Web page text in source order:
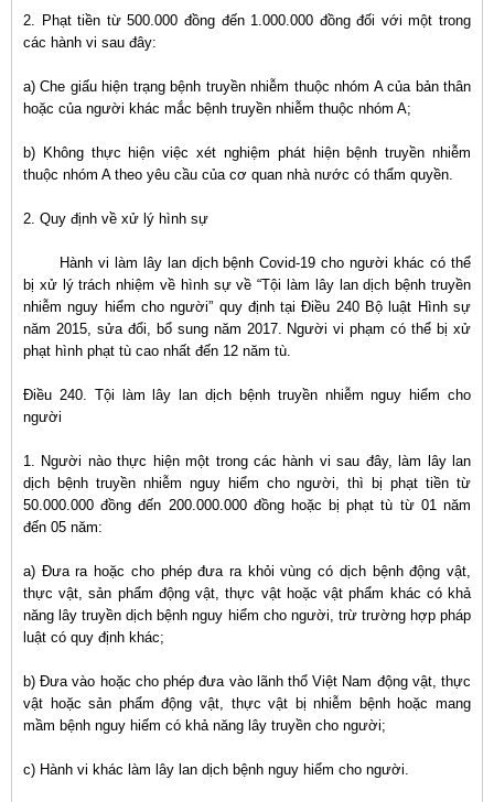
2. Phạt tiền từ 500.000 đồng đến 1.000.000 đồng đối với một trong
các hành vi sau đây:
a) Che giấu hiện trạng bệnh truyền nhiễm thuộc nhóm A của bản thân
hoặc của người khác mắc bệnh truyền nhiễm thuộc nhóm A;
b) Không thực hiện việc xét nghiệm phát hiện bệnh truyền nhiễm
thuộc nhóm A theo yêu cầu của cơ quan nhà nước có thẩm quyền.
2. Quy định về xử lý hình sự
Hành vi làm lây lan dịch bệnh Covid-19 cho người khác có thể
bị xử lý trách nhiệm về hình sự về “Tội làm lây lan dịch bệnh truyền
nhiễm nguy hiểm cho người” quy định tại Điều 240 Bộ luật Hình sự
năm 2015, sửa đổi, bổ sung năm 2017. Người vi phạm có thể bị xử
phạt hình phạt tù cao nhất đến 12 năm tù.
Điều 240. Tội làm lây lan dịch bệnh truyền nhiễm nguy hiểm cho
người
1. Người nào thực hiện một trong các hành vi sau đây, làm lây lan
dịch bệnh truyền nhiễm nguy hiểm cho người, thì bị phạt tiền từ
50.000.000 đồng đến 200.000.000 đồng hoặc bị phạt tù từ 01 năm
đến 05 năm:
a) Đưa ra hoặc cho phép đưa ra khỏi vùng có dịch bệnh động vật,
thực vật, sản phẩm động vật, thực vật hoặc vật phẩm khác có khả
năng lây truyền dịch bệnh nguy hiểm cho người, trừ trường hợp pháp
luật có quy định khác;
b) Đưa vào hoặc cho phép đưa vào lãnh thổ Việt Nam động vật, thực
vật hoặc sản phẩm động vật, thực vật bị nhiễm bệnh hoặc mang
mầm bệnh nguy hiếm có khả năng lây truyền cho người;
c) Hành vi khác làm lây lan dịch bệnh nguy hiểm cho người.